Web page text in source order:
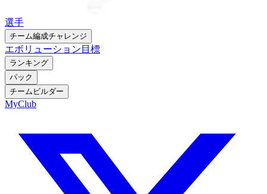
選手
チーム編成チャレンジ
エボリューション 目標
ランキング
パック
チームビルダー
MyClub